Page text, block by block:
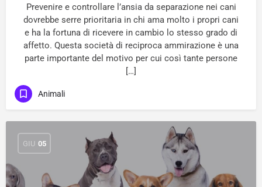
Prevenire e controllare l’ansia da separazione nei cani
dovrebbe serre prioritaria in chi ama molto i propri cani
e ha la fortuna di ricevere in cambio lo stesso grado di
affetto. Questa società di reciproca ammirazione è una
parte importante del motivo per cui così tante persone
[…]
Animali
GIU 05